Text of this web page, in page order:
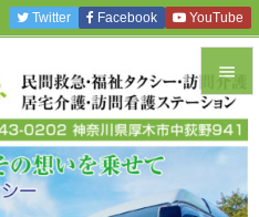


メニュ
サイド
Twitter Facebook YouTube